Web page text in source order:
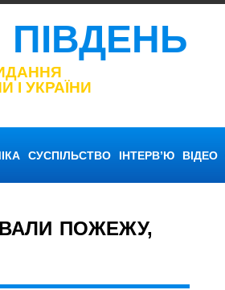
ПІВДЕНЬ
УКРАЇНИ
СУСПІЛЬСТВО ІНТЕРВ’Ю ВІДЕО
ПОЖЕЖУ,